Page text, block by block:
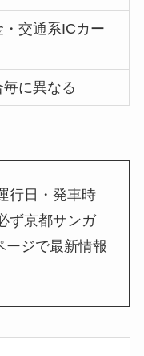
・交通系ICカー
毎に異なる
行日・発車時
ず京都サンガ
ージで最新情報